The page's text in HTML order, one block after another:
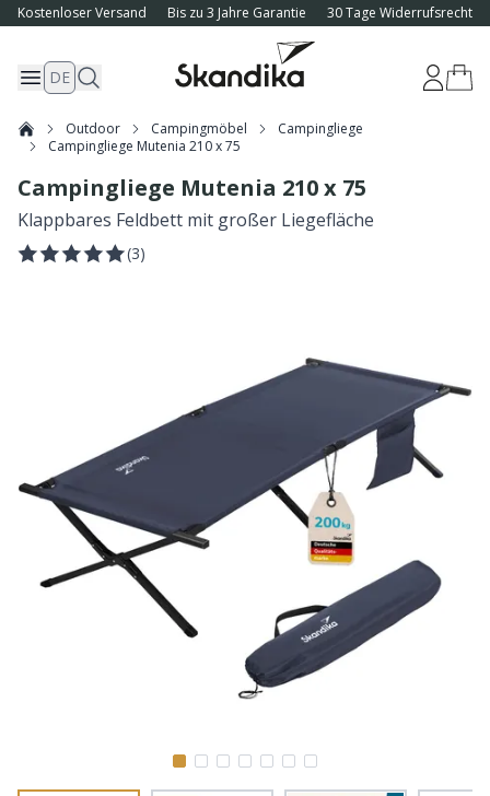
Kostenloser Versand Bis zu 3 Jahre Garantie 30 Tage Widerrufsrecht
DE
Outdoor Campingmöbel
Campingliege
Campingliege Mutenia 210 x 75
Campingliege Mutenia 210 x 75
Klappbares Feldbett mit großer Liegefläche
(3)